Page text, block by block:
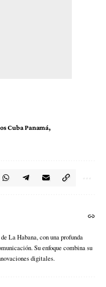
Cuba Panamá
La Habana, con una profunda
Su enfoque combina su
digitales.